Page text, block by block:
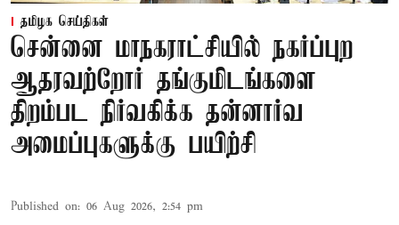
தமிழக செய்திகள்
சென்னை மாநகராட்சியில் நகர்ப்புற
ஆதரவற்றோர் தங்குமிடங்களை
திறம்பட நிர்வகிக்க தன்னார்வ
அமைப்புகளுக்கு பயிற்சி
Published on: 06 Aug 2026, 2:54 pm